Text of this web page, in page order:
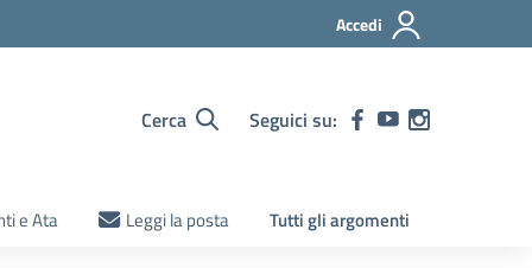
Accedi
Cerca Seguici su:
e Ata Leggi la posta Tutti gli argomenti